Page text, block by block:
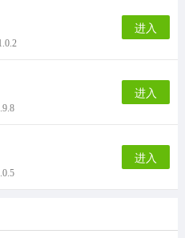
进入
进入
进入